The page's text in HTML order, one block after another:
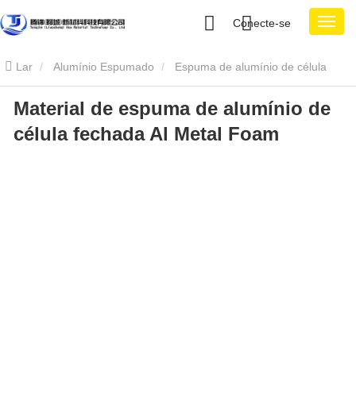
Conecte-se
Lar Alumínio Espumado Espuma de alumínio de célula
fechada Material de espuma de alumínio de célula fechada Al
Metal Foam
Material de espuma de alumínio de
célula fechada Al Metal Foam